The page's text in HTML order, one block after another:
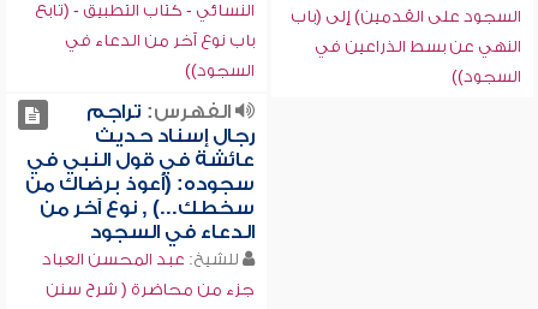
السجود على القدمين) إلى (باب
النهي عن بسط الذراعين في
السجود))
النسائي - كتاب التطبيق - (تابع
باب نوع آخر من الدعاء في
السجود))
الفهرس: تراجم
رجال إسناد حديث
عائشة في قول النبي في
سجوده: (أعوذ برضاك من
سخطك...) , نوع آخر من
الدعاء في السجود
للشيخ: عبد المحسن العباد
جزء من محاضرة ( شرح سنن